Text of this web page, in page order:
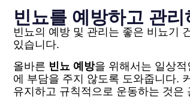
빈뇨를 예방하고 관리
빈뇨의 예방 및 관리는 좋은 비뇨기
있습니다.
올바른 빈뇨 예방을 위해서는 일상
에 부담을 주지 않도록 도와줍니다.
유지하고 규칙적으로 운동하는 것